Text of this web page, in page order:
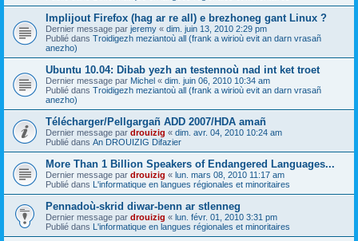
Implijout Firefox (hag ar re all) e brezhoneg gant Linux ?
Dernier message par jeremy « dim. juin 13, 2010 2:29 pm
Publié dans Troidigezh meziantoù all (frank a wirioù evit an darn vrasañ
anezho)
Ubuntu 10.04: Dibab yezh an testennoù nad int ket troet
Dernier message par Michel « dim. juin 06, 2010 10:34 am
Publié dans Troidigezh meziantoù all (frank a wirioù evit an darn vrasañ
anezho)
Télécharger/Pellgargañ ADD 2007/HDA amañ
Dernier message par drouizig « dim. avr. 04, 2010 10:24 am
Publié dans An DROUIZIG Difazier
More Than 1 Billion Speakers of Endangered Languages...
Dernier message par drouizig « lun. mars 08, 2010 11:17 am
Publié dans L'informatique en langues régionales et minoritaires
Pennadoù-skrid diwar-benn ar stlenneg
Dernier message par drouizig « lun. févr. 01, 2010 3:31 pm
Publié dans L'informatique en langues régionales et minoritaires